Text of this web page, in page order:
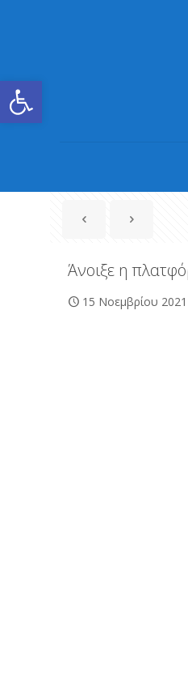
Ανοίξτε τη γραμμή εργαλείων
Άνοιξε η
15 Νοεμβρίου 2021